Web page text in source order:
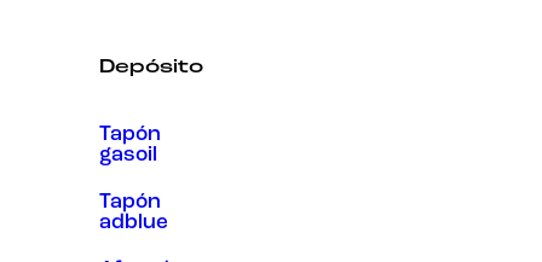
Depósito
Tapón
gasoil
Tapón
adblue